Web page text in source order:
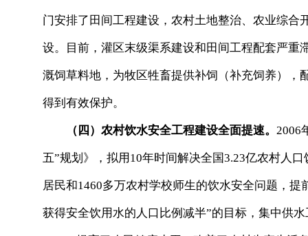
门安排了田间工程建设，农村土地整治、农业综
设。目前，灌区末级渠系建设和田间工程配套严
溉饲草料地，为牧区牲畜提供补饲（补充饲养）
得到有效保护。
（四）农村饮水安全工程建设全面提速。 2006
五”规划》，拟用10年时间解决全国3.23亿农村人
居民和1460多万农村学校师生的饮水安全问题，
获得安全饮用水的人口比例减半”的目标，集中供